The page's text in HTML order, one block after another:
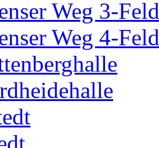
Weg 3-Feld
Weg 4-Feld